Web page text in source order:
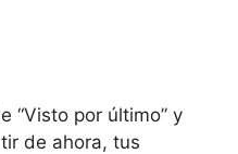
“Visto por último” y
de ahora, tus